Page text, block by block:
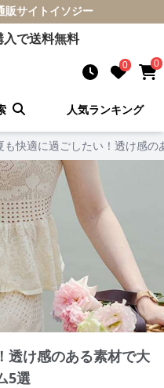
販サイト イソジー
入で送料無料
0 0
人気ランキング
も快適に過ごしたい！透け感
透け感のある素材で大
5選